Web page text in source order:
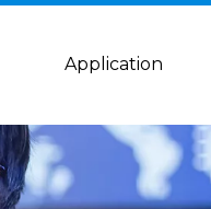
Application